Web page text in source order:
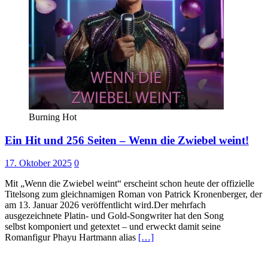
Burning Hot
Ein Hit und 256 Seiten – Wenn die Zwiebel weint!
17. Oktober 2025 0
Mit „Wenn die Zwiebel weint“ erscheint schon heute der offizielle
Titelsong zum gleichnamigen Roman von Patrick Kronenberger, der
am 13. Januar 2026 veröffentlicht wird.Der mehrfach
ausgezeichnete Platin- und Gold-Songwriter hat den Song
selbst komponiert und getextet – und erweckt damit seine
Romanfigur Phayu Hartmann alias […]